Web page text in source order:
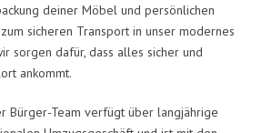
deiner Möbel und persönlichen
sicheren Transport in unser modernes
sorgen dafür, dass alles sicher und
ankommt.
Bürger-Team verfügt über langjährige